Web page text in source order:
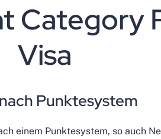
Category
Visa
Punktesystem
einem Punktesystem, so auch